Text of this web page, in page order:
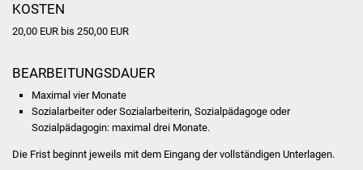
Kinder und Jugendliche
KOSTEN
20,00 EUR bis 250,00 EUR
BEARBEITUNGSDAUER
Maximal vier Monate
Sozialarbeiter oder Sozialarbeiterin, Sozialpädagoge oder
Sozialpädagogin: maximal drei Monate.
Die Frist beginnt jeweils mit dem Eingang der vollständigen Unterlagen.